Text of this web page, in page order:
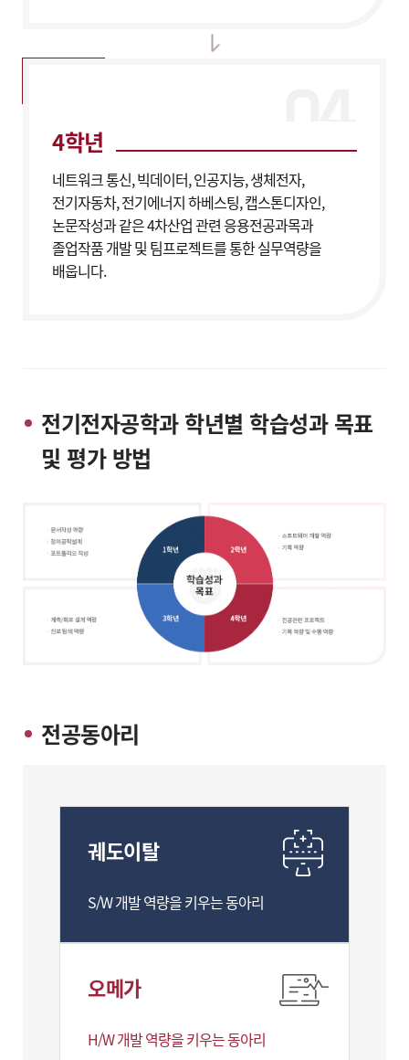
4학년
네트워크 통신, 빅데이터, 인공지능, 생체전자,
전기자동차, 전기에너지 하베스팅, 캡스톤디자인,
논문작성과 같은 4차산업 관련 응용전공과목과
졸업작품 개발 및 팀프로젝트를 통한 실무역량을
배웁니다.
전기전자공학과 학년별 학습성과 목표
및 평가 방법
전공동아리
궤도이탈
S/W 개발 역량을 키우는 동아리
오메가
H/W 개발 역량을 키우는 동아리